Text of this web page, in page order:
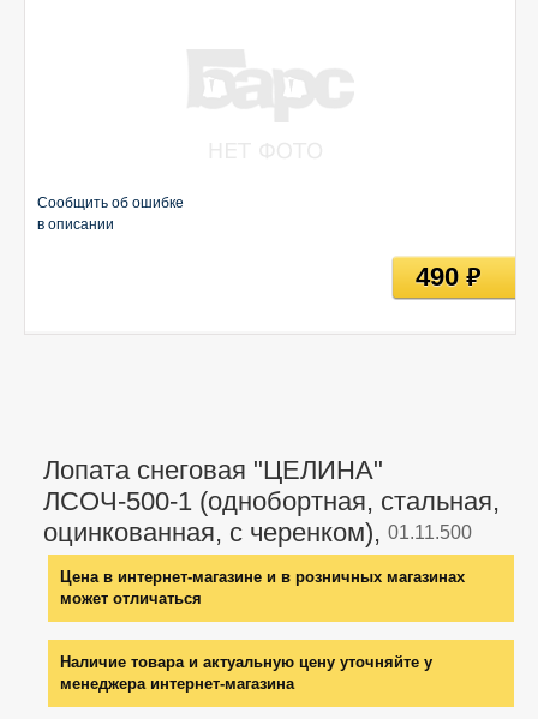
Лопата снеговая "ЦЕЛИНА"
ЛСОЧ-500-1 (однобортная, стальная,
оцинкованная, с черенком), 01.11.500
Цена в интернет-магазине и в розничных магазинах
может отличаться
Наличие товара и актуальную цену уточняйте у
менеджера интернет-магазина
Сообщить об ошибке
в описании
490руб